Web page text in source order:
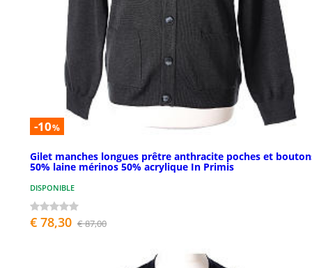
-10%
Gilet manches longues prêtre anthracite poches et
50% laine mérinos 50% acrylique In Primis
DISPONIBLE
€ 78,30 € 87,00